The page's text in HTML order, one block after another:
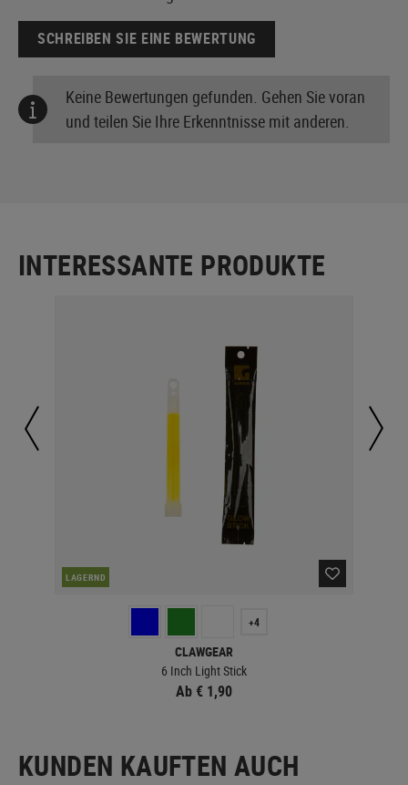
SCHREIBEN SIE EINE BEWERTUNG
Keine Bewertungen gefunden. Gehen Sie voran
und teilen Sie Ihre Erkenntnisse mit anderen.
INTERESSANTE PRODUKTE
LAGERND
+4
CLAWGEAR
6 Inch Light Stick
Ab € 1,90
KUNDEN KAUFTEN AUCH